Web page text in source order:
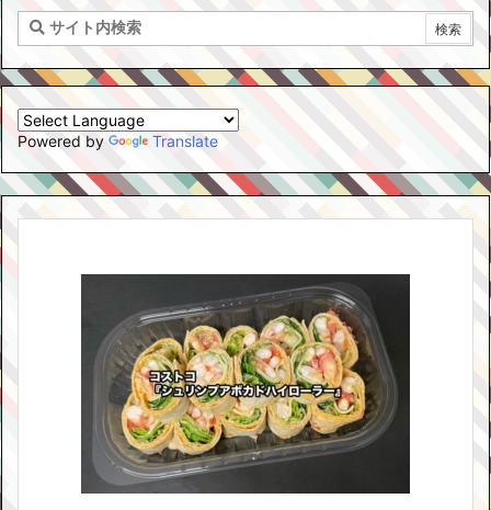
Powered by Translate